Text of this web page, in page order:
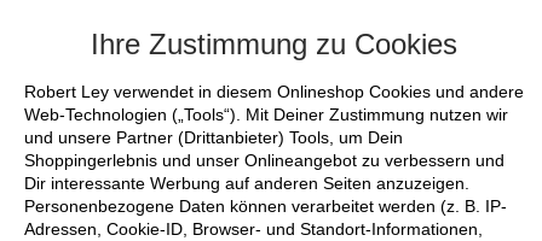
Ihre Zustimmung zu Cookies
Robert Ley verwendet in diesem Onlineshop Cookies und andere
Web-Technologien („Tools“). Mit Deiner Zustimmung nutzen wir
und unsere Partner (Drittanbieter) Tools, um Dein
Shoppingerlebnis und unser Onlineangebot zu verbessern und
Dir interessante Werbung auf anderen Seiten anzuzeigen.
Personenbezogene Daten können verarbeitet werden (z. B. IP-
Adressen, Cookie-ID, Browser- und Standort-Informationen,